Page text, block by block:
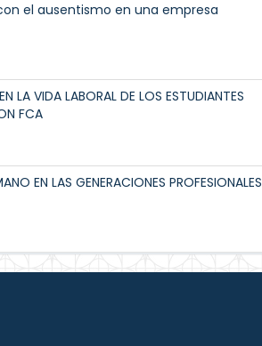
el ausentismo en una empresa
LA VIDA LABORAL DE LOS ESTUDIANTES
FCA
EN LAS GENERACIONES PROFESIONALES